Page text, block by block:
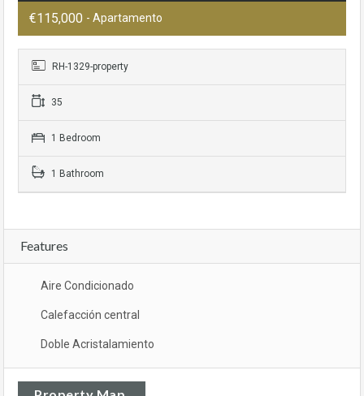
€115,000 - Apartamento
RH-1329-property
35
1 Bedroom
1 Bathroom
Features
Aire Condicionado
Calefacción central
Doble Acristalamiento